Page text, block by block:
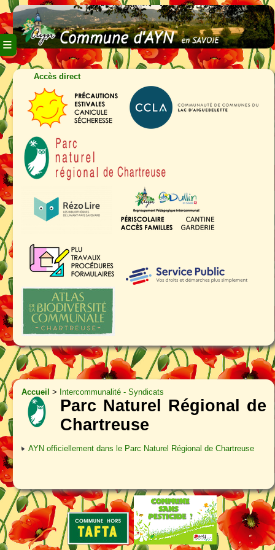
≡
Accès direct
Accueil > Intercommunalité - Syndicats
Parc Naturel Régional de
Chartreuse
AYN officiellement dans le Parc Naturel Régional de Chartreuse